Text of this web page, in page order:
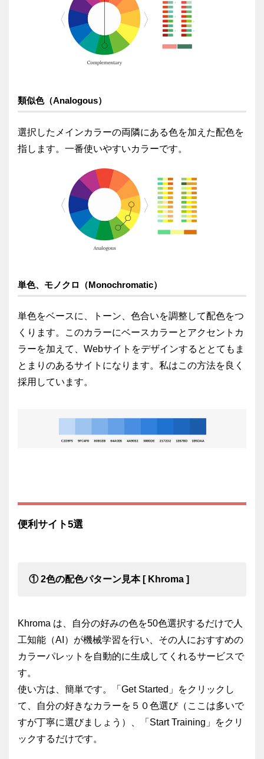
類似色（Analogous）
選択したメインカラーの両隣にある色を加えた配色を
指します。一番使いやすいカラーです。
単色、モノクロ（Monochromatic）
単色をベースに、トーン、色合いを調整して配色をつ
くります。このカラーにベースカラーとアクセントカ
ラーを加えて、Webサイトをデザインするととてもま
とまりのあるサイトになります。私はこの方法を良く
採用しています。
便利サイト5選
① 2色の配色パターン見本 [ Khroma ]
Khroma は、自分の好みの色を50色選択するだけで人
工知能（AI）が機械学習を行い、その人におすすめの
カラーパレットを自動的に生成してくれるサービスで
す。
使い方は、簡単です。「Get Started」をクリックし
て、自分の好きなカラーを５０色選び（ここは多いで
すが丁寧に選びましょう）、「Start Training」をクリ
ックするだけです。